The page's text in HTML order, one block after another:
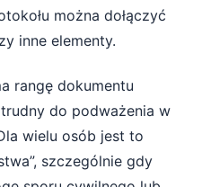
można dołączyć
inne elementy.
rangę dokumentu
do podważenia w
wielu osób jest to
szczególnie gdy